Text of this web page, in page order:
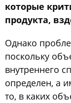
которые
продукта,
Однако
поскольку
внутреннего
определен, а
то, в каких